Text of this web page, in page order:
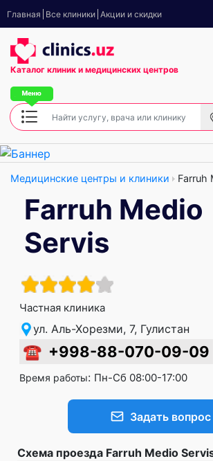
Главная Все клиники Акции и скидки
Каталог клиник и медицинских центров
Медицинские центры и клиники Farruh
Farruh Medio
Servis
Частная клиника
ул. Аль-Хорезми, 7, Гулистан
☎ +998-88-070-09-09
Время работы: Пн-Сб 08:00-17:00
Задать вопрос
Схема проезда Farruh Medio